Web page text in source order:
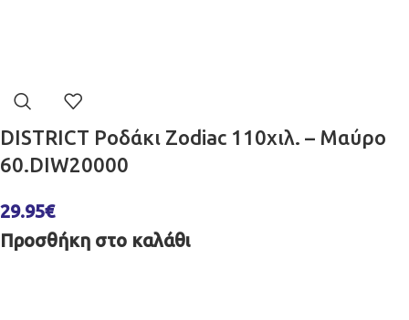
DISTRICT Ροδάκι Zodiac 110χιλ. – Μαύρο
60.DIW20000
29.95€
Προσθήκη στο καλάθι